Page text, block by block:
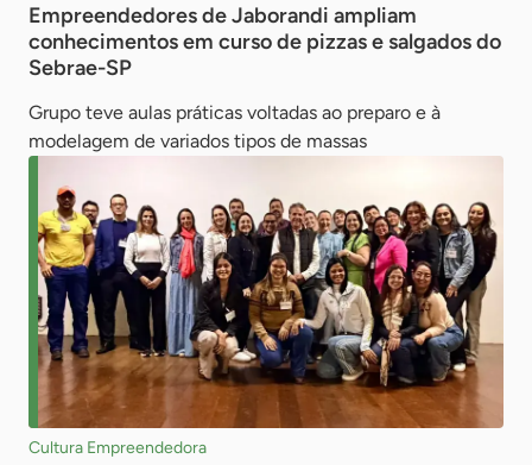
Empreendedores de Jaborandi ampliam
conhecimentos em curso de pizzas e salgados do
Sebrae-SP
Grupo teve aulas práticas voltadas ao preparo e à
modelagem de variados tipos de massas
Cultura Empreendedora